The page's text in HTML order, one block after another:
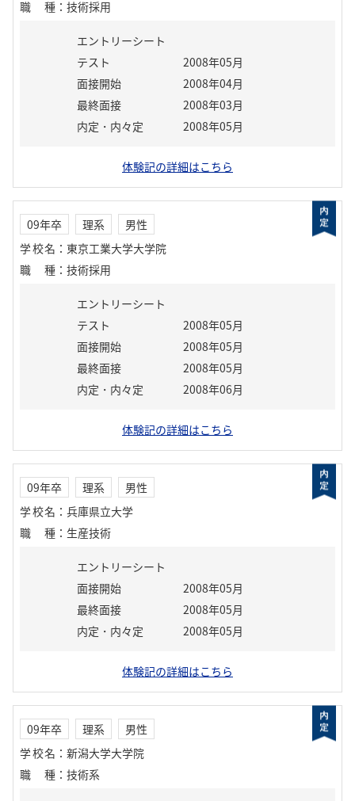
職種 ： 技術採用
エントリーシート
テスト
2008年05月
面接開始
2008年04月
最終面接
2008年03月
内定・内々定
2008年05月
体験記の詳細はこちら
09年卒 理系
男性
学校名 ： 東京工業大学大学院
職種 ： 技術採用
エントリーシート
テスト
2008年05月
面接開始
2008年05月
最終面接
2008年05月
内定・内々定
2008年06月
体験記の詳細はこちら
09年卒 理系
男性
学校名 ： 兵庫県立大学
職種 ： 生産技術
エントリーシート
面接開始
2008年05月
最終面接
2008年05月
内定・内々定
2008年05月
体験記の詳細はこちら
09年卒 理系
男性
学校名 ： 新潟大学大学院
職種 ： 技術系